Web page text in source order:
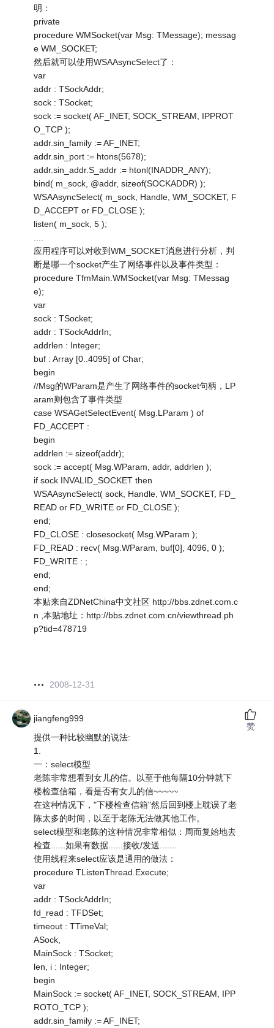
明：
private
procedure WMSocket(var Msg: TMessage); messag
e WM_SOCKET;
然后就可以使用WSAAsyncSelect了：
var
addr : TSockAddr;
sock : TSocket;
sock := socket( AF_INET, SOCK_STREAM, IPPROT
O_TCP );
addr.sin_family := AF_INET;
addr.sin_port := htons(5678);
addr.sin_addr.S_addr := htonl(INADDR_ANY);
bind( m_sock, @addr, sizeof(SOCKADDR) );
WSAAsyncSelect( m_sock, Handle, WM_SOCKET, F
D_ACCEPT or FD_CLOSE );
listen( m_sock, 5 );
....
应用程序可以对收到WM_SOCKET消息进行分析，判
断是哪一个socket产生了网络事件以及事件类型：
procedure TfmMain.WMSocket(var Msg: TMessag
e);
var
sock : TSocket;
addr : TSockAddrIn;
addrlen : Integer;
buf : Array [0..4095] of Char;
begin
//Msg的WParam是产生了网络事件的socket句柄，LP
aram则包含了事件类型
case WSAGetSelectEvent( Msg.LParam ) of
FD_ACCEPT :
begin
addrlen := sizeof(addr);
sock := accept( Msg.WParam, addr, addrlen );
if sock INVALID_SOCKET then
WSAAsyncSelect( sock, Handle, WM_SOCKET, FD_
READ or FD_WRITE or FD_CLOSE );
end;
FD_CLOSE : closesocket( Msg.WParam );
FD_READ : recv( Msg.WParam, buf[0], 4096, 0 );
FD_WRITE : ;
end;
end;
本贴来自ZDNetChina中文社区 http://bbs.zdnet.com.c
n ,本贴地址：http://bbs.zdnet.com.cn/viewthread.ph
p?tid=478719
2008-12-31
jiangfeng999
提供一种比较幽默的说法:
1.
一：select模型
老陈非常想看到女儿的信。以至于他每隔10分钟就下
楼检查信箱，看是否有女儿的信~~~~~
在这种情况下，"下楼检查信箱"然后回到楼上耽误了老
陈太多的时间，以至于老陈无法做其他工作。
select模型和老陈的这种情况非常相似：周而复始地去
检查......如果有数据......接收/发送.......
使用线程来select应该是通用的做法：
procedure TListenThread.Execute;
var
addr : TSockAddrIn;
fd_read : TFDSet;
timeout : TTimeVal;
ASock,
MainSock : TSocket;
len, i : Integer;
begin
MainSock := socket( AF_INET, SOCK_STREAM, IPP
ROTO_TCP );
addr.sin_family := AF_INET;
赞